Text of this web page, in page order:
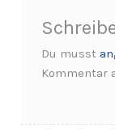
Du musst
Kommentar